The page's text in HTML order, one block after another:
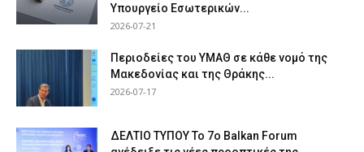
Υπουργείο Εσωτερικών...
2026-07-21
Περιοδείες του ΥΜΑΘ σε κάθε νομό της
Μακεδονίας και της Θράκης...
2026-07-17
ΔΕΛΤΙΟ ΤΥΠΟΥ Το 7ο Balkan Forum